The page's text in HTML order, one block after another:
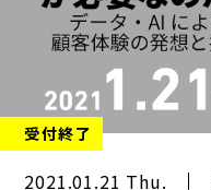
受付終了
2021.01.21 Thu.